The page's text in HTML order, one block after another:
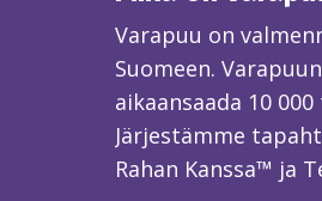
Varapuu on
Suomeen.
aikaansaada 10
Järjestämme
Rahan Kanssa™ ja